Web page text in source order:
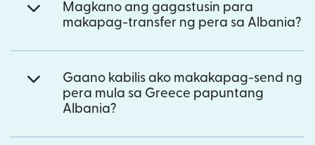
Magkano ang gagastusin para
makapag-transfer ng pera sa Albania?
Gaano kabilis ako makakapag-send ng
pera mula sa Greece papuntang
Albania?